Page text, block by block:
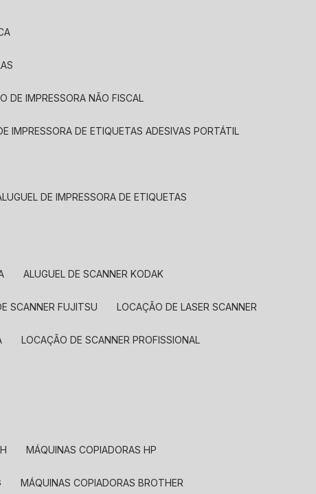
DE IMPRESSORA NÃO FISCAL
IMPRESSORA DE ETIQUETAS ADESIVAS PORTÁTIL
ALUGUEL DE IMPRESSORA DE ETIQUETAS
ALUGUEL DE SCANNER KODAK
SCANNER FUJITSU LOCAÇÃO DE LASER SCANNER
LOCAÇÃO DE SCANNER PROFISSIONAL
MÁQUINAS COPIADORAS HP
MÁQUINAS COPIADORAS BROTHER